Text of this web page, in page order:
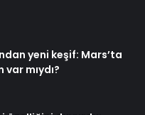
yeni keşif: Mars’ta
mıydı?